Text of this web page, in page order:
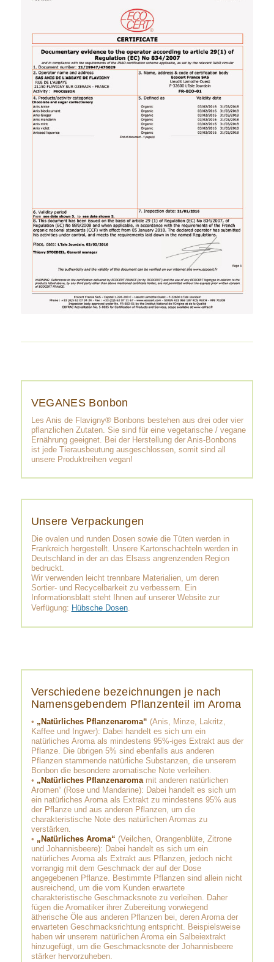
Ecocert-Zertifikate für unsere Bio-
VEGANES Bonbon
Les Anis de Flavigny® Bonbons bestehen aus drei oder vier
pflanzlichen Zutaten. Sie sind für eine vegetarische / vegane
Ernährung geeignet. Bei der Herstellung der Anis-Bonbons
ist jede Tierausbeutung ausgeschlossen, somit sind all
unsere Produktreihen vegan!
Unsere Verpackungen
Die ovalen und runden Dosen sowie die Tüten werden in
Frankreich hergestellt. Unsere Kartonschachteln werden in
Deutschland in der an das Elsass angrenzenden Region
bedruckt.
Wir verwenden leicht trennbare Materialien, um deren
Sortier- und Recycelbarkeit zu verbessern. Ein
Informationsblatt steht Ihnen auf unserer Website zur
Verfügung: Hübsche Dosen.
Verschiedene bezeichnungen je nach
Namensgebendem Pflanzenteil im Aroma
• „Natürliches Pflanzenaroma“ (Anis, Minze, Lakritz,
Kaffee und Ingwer): Dabei handelt es sich um ein
natürliches Aroma als mindestens 95%-iges Extrakt aus der
Pflanze. Die übrigen 5% sind ebenfalls aus anderen
Pflanzen stammende natürliche Substanzen, die unserem
Bonbon die besondere aromatische Note verleihen.
• „Natürliches Pflanzenaroma mit anderen natürlichen
Aromen“ (Rose und Mandarine): Dabei handelt es sich um
ein natürliches Aroma als Extrakt zu mindestens 95% aus
der Pflanze und aus anderen Pflanzen, um die
charakteristische Note des natürlichen Aromas zu
verstärken.
• „Natürliches Aroma“ (Veilchen, Orangenblüte, Zitrone
und Johannisbeere): Dabei handelt es sich um ein
natürliches Aroma als Extrakt aus Pflanzen, jedoch nicht
vorrangig mit dem Geschmack der auf der Dose
angegebenen Pflanze. Bestimmte Pflanzen sind allein nicht
ausreichend, um die vom Kunden erwartete
charakteristische Geschmacksnote zu verleihen. Daher
fügen die Aromatiker ihrer Zubereitung vorwiegend
ätherische Öle aus anderen Pflanzen bei, deren Aroma der
erwarteten Geschmacksrichtung entspricht. Beispielsweise
haben wir unserem natürlichen Aroma ein Salbeiextrakt
hinzugefügt, um die Geschmacksnote der Johannisbeere
stärker hervorzuheben.